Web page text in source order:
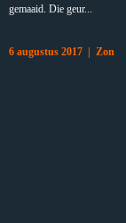
gemaaid. Die geur...
6 augustus 2017 | Zon